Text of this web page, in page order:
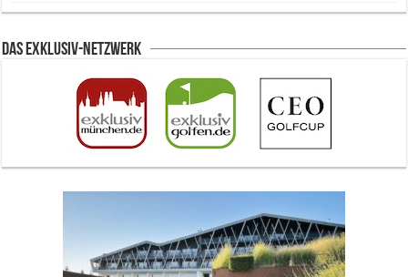
Das Exklusiv-Netzwerk